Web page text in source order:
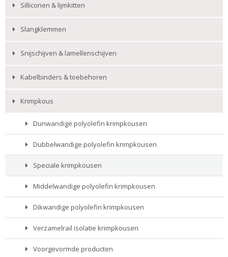
Silliconen & lijmkitten
Slangklemmen
Snijschijven & lamellenschijven
Kabelbinders & toebehoren
Krimpkous
Dunwandige polyolefin krimpkousen
Dubbelwandige polyolefin krimpkousen
Speciale krimpkousen
Middelwandige polyolefin krimpkousen
Dikwandige polyolefin krimpkousen
Verzamelrail isolatie krimpkousen
Voorgevormde producten